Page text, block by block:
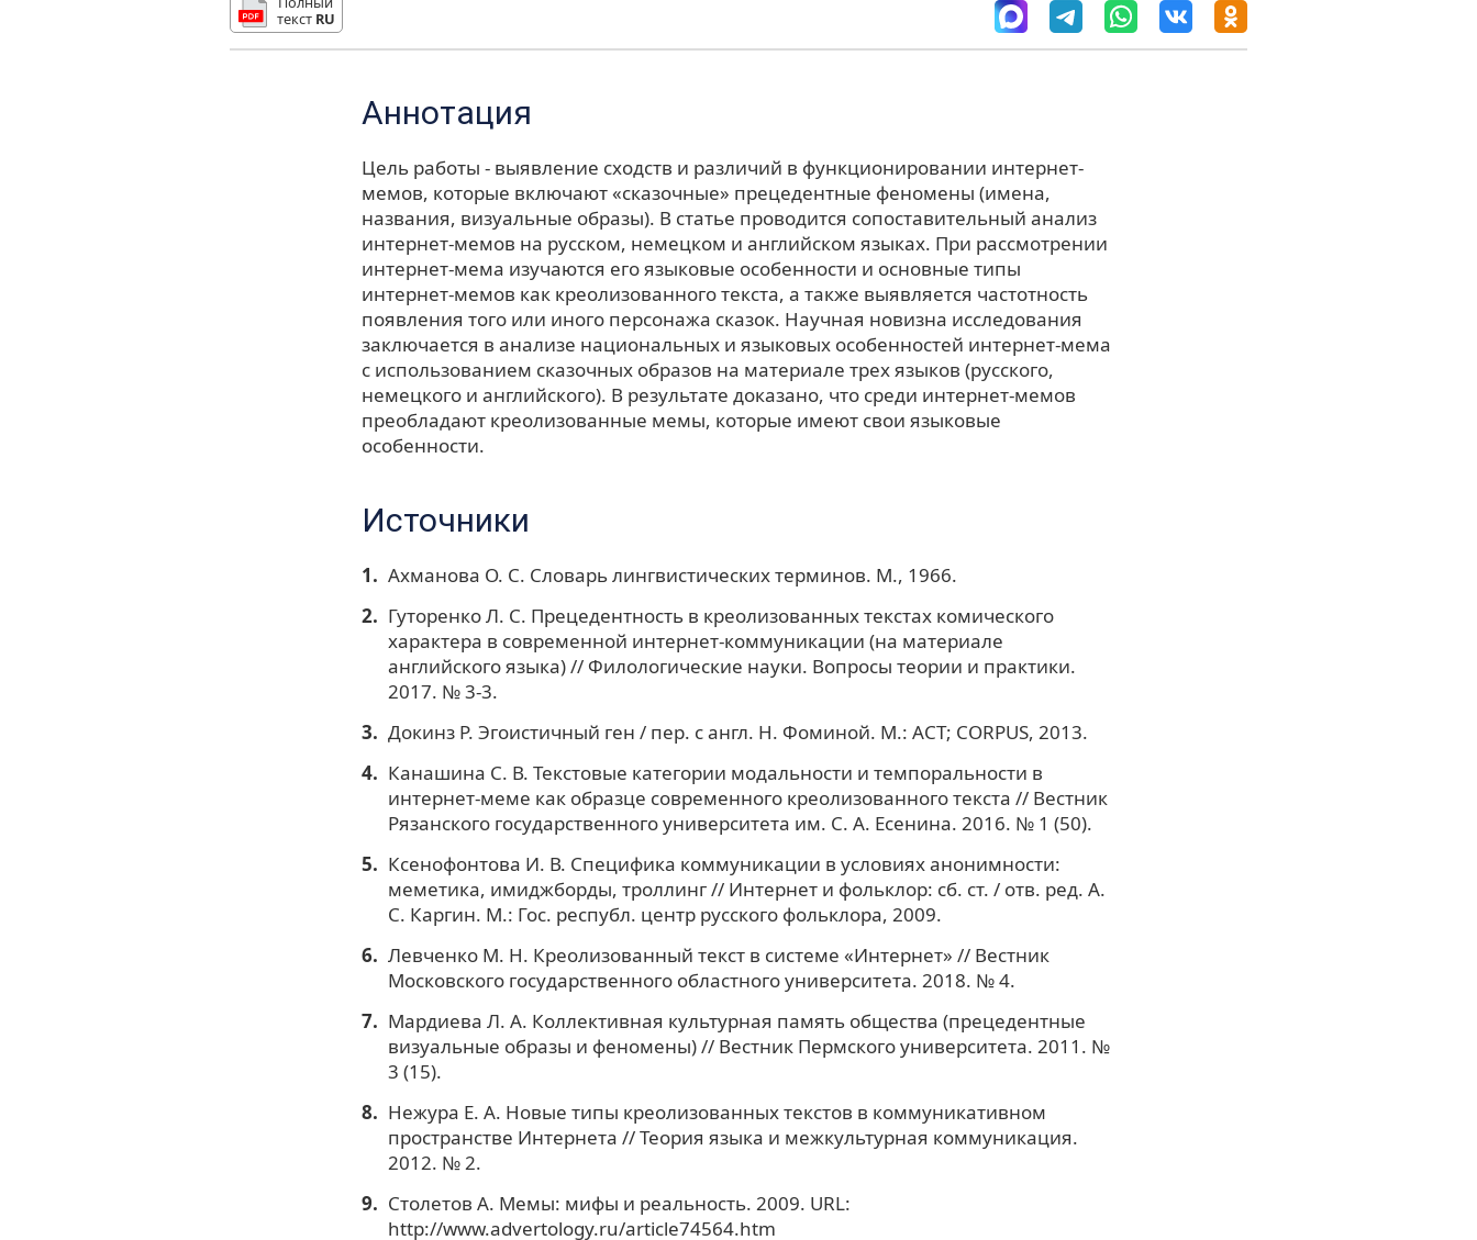
текст RU
Аннотация
Цель работы - выявление сходств и различий в функционировании интернет-
мемов, которые включают «сказочные» прецедентные феномены (имена,
названия, визуальные образы). В статье проводится сопоставительный анализ
интернет-мемов на русском, немецком и английском языках. При рассмотрении
интернет-мема изучаются его языковые особенности и основные типы
интернет-мемов как креолизованного текста, а также выявляется частотность
появления того или иного персонажа сказок. Научная новизна исследования
заключается в анализе национальных и языковых особенностей интернет-мема
с использованием сказочных образов на материале трех языков (русского,
немецкого и английского). В результате доказано, что среди интернет-мемов
преобладают креолизованные мемы, которые имеют свои языковые
особенности.
Источники
Ахманова О. С. Словарь лингвистических терминов. М., 1966.
Гуторенко Л. С. Прецедентность в креолизованных текстах комического
характера в современной интернет-коммуникации (на материале
английского языка) // Филологические науки. Вопросы теории и практики.
2017. № 3-3.
Докинз Р. Эгоистичный ген / пер. с англ. Н. Фоминой. М.: АСТ; CORPUS, 2013.
Канашина С. В. Текстовые категории модальности и темпоральности в
интернет-меме как образце современного креолизованного текста // Вестник
Рязанского государственного университета им. С. А. Есенина. 2016. № 1 (50).
Ксенофонтова И. В. Специфика коммуникации в условиях анонимности:
меметика, имиджборды, троллинг // Интернет и фольклор: сб. ст. / отв. ред. А.
С. Каргин. М.: Гос. республ. центр русского фольклора, 2009.
Левченко М. Н. Креолизованный текст в системе «Интернет» // Вестник
Московского государственного областного университета. 2018. № 4.
Мардиева Л. А. Коллективная культурная память общества (прецедентные
визуальные образы и феномены) // Вестник Пермского университета. 2011. №
3 (15).
Нежура Е. А. Новые типы креолизованных текстов в коммуникативном
пространстве Интернета // Теория языка и межкультурная коммуникация.
2012. № 2.
Столетов А. Мемы: мифы и реальность. 2009. URL:
http://www.advertology.ru/article74564.htm